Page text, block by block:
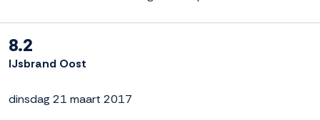
8.2
IJsbrand Oost
dinsdag 21 maart 2017